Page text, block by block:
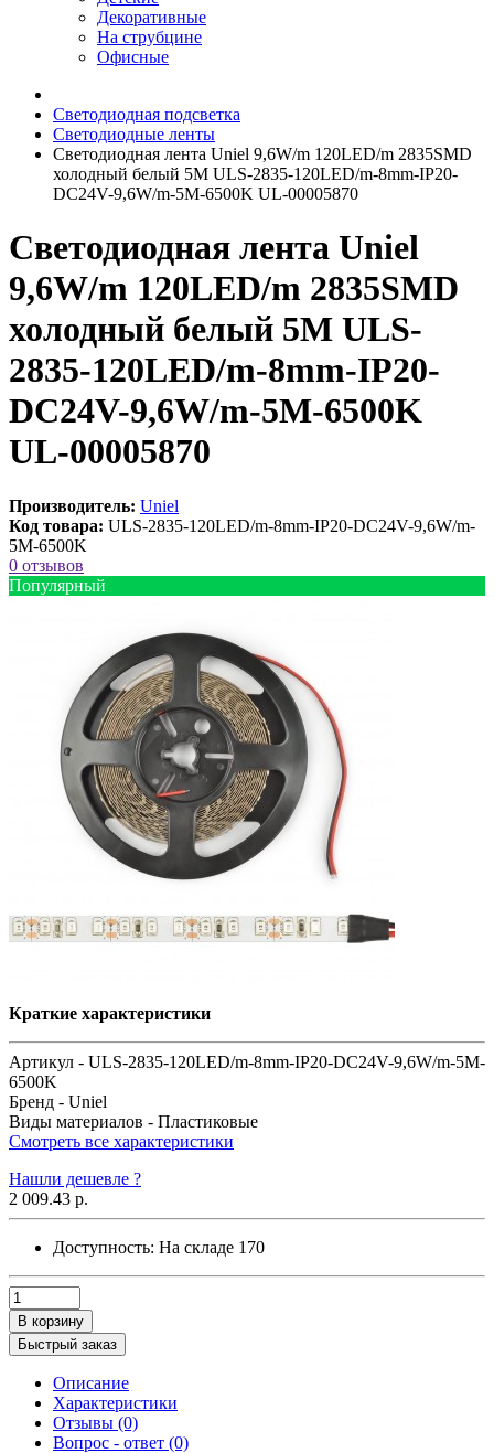
Декоративные
На струбцине
Офисные
Светодиодная подсветка
Светодиодные ленты
Светодиодная лента Uniel 9,6W/m 120LED/m 2835SMD
холодный белый 5M ULS-2835-120LED/m-8mm-IP20-
DC24V-9,6W/m-5M-6500K UL-00005870
Светодиодная лента Uniel
9,6W/m 120LED/m 2835SMD
холодный белый 5M ULS-
2835-120LED/m-8mm-IP20-
DC24V-9,6W/m-5M-6500K
UL-00005870
Производитель: Uniel
Код товара: ULS-2835-120LED/m-8mm-IP20-DC24V-9,6W/m-
5M-6500K
0 отзывов
Популярный
Краткие характеристики
Артикул - ULS-2835-120LED/m-8mm-IP20-DC24V-9,6W/m-5M-
6500K
Бренд - Uniel
Виды материалов - Пластиковые
Смотреть все характеристики
Нашли дешевле ?
2 009.43 р.
Доступность: На складе 170
В корзину
Быстрый заказ
Описание
Характеристики
Отзывы (0)
Вопрос - ответ (0)